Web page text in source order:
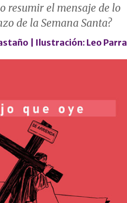
resumir el mensaje de lo
de la Semana Santa?
| Ilustración: Leo Parra